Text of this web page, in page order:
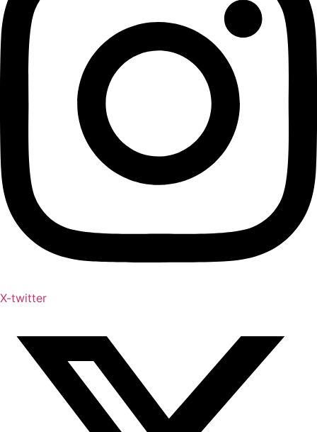
X-twitter